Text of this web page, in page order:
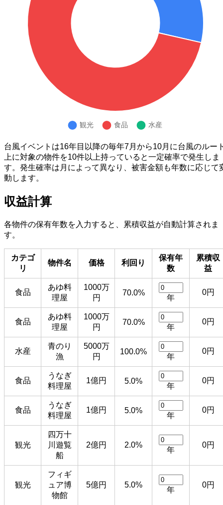
台風イベントは16年目以降の毎年7月から10月に台風のルー
上に対象の物件を10件以上持っていると一定確率で発生しま
す。発生確率は月によって異なり、被害金額も年数に応じて
動します。
収益計算
各物件の保有年数を入力すると、累積収益が自動計算されま
す。
カテゴ
リ
物件名 価格 利回り
保有年
数
累積収
益
食品
あゆ料
理屋
1000万
円
70.0%
年
0円
食品
あゆ料
理屋
1000万
円
70.0%
年
0円
水産
青のり
漁
5000万
円
100.0%
年
0円
食品
うなぎ
料理屋
1億円 5.0%
年
0円
食品
うなぎ
料理屋
1億円 5.0%
年
0円
観光
四万十
川遊覧
船
2億円 2.0%
年
0円
観光
フィギ
ュア博
物館
5億円 5.0%
年
0円